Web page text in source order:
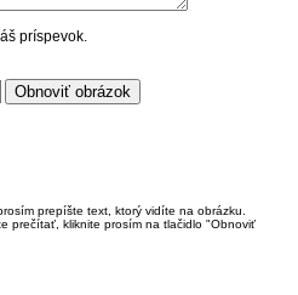
príspevok.
prepíšte text, ktorý vidíte na obrázku.
prečítať, kliknite prosím na tlačidlo "Obnoviť